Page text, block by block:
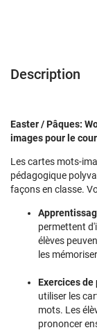
Description
Easter / Pâques:
images pour le
Les cartes mots-
pédagogique
façons en classe.
permettent
élèves
les
Exercices
utiliser les
mots. Les
prononcer